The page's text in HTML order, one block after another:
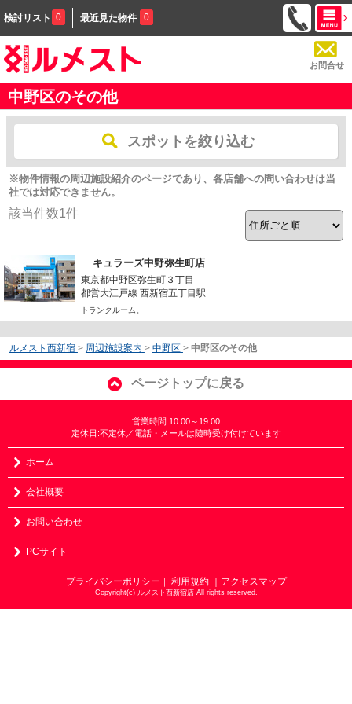
検討リスト 0 最近見た物件 0
お問合せ
中野区のその他
スポットを絞り込む
※物件情報の周辺施設紹介のページであり、各店舗への問い合わせは当
社では対応できません。
該当件数1件
キュラーズ中野弥生町店
東京都中野区弥生町３丁目
都営大江戸線 西新宿五丁目駅
トランクルーム。
ルメスト西新宿 > 周辺施設案内 > 中野区 > 中野区のその他
ページトップに戻る
営業時間:10:00～19:00
定休日:不定休／電話・メールは随時受け付けています
ホーム
会社概要
お問い合わせ
PCサイト
プライバシーポリシー 利用規約 ｜アクセスマップ
Copyright(c) ルメスト西新宿店 All rights reserved.